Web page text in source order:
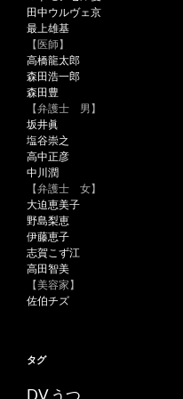
田中ウルヴェ京
最上雄基
【医師】
高橋龍太郎
森田浩一郎
森田豊
【弁護士 男】
坂井眞
塩谷崇之
高中正彦
中川潤
【弁護士 女】
大迫恵美子
野島梨恵
伊藤恵子
志賀こず江
高田智美
【美容家】
佐伯チズ
タグ
うつ